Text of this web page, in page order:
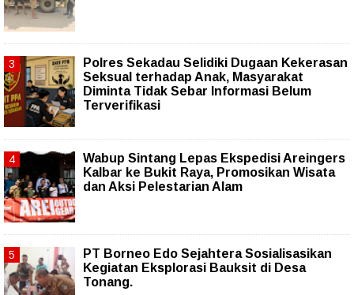
Polres Sekadau Selidiki Dugaan Kekerasan
Seksual terhadap Anak, Masyarakat
Diminta Tidak Sebar Informasi Belum
Terverifikasi
Wabup Sintang Lepas Ekspedisi Areingers
Kalbar ke Bukit Raya, Promosikan Wisata
dan Aksi Pelestarian Alam
PT Borneo Edo Sejahtera Sosialisasikan
Kegiatan Eksplorasi Bauksit di Desa
Tonang.